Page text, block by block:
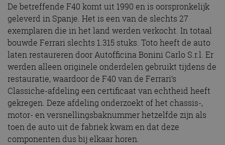
De betreffende F40 komt uit 1990 en is oorspronkelijk
geleverd in Spanje. Het is een van de slechts 27
exemplaren die in het land werden verkocht. In totaal
bouwde Ferrari slechts 1.315 stuks. Toto heeft de auto
laten restaureren door Autofficina Bonini Carlo S.r.l. Er
werden alleen originele onderdelen gebruikt tijdens de
restauratie, waardoor de F40 van de Ferrari’s
Classiche-afdeling een certificaat van echtheid heeft
gekregen. Deze afdeling onderzoekt of het chassis-,
motor- en versnellingsbaknummer hetzelfde zijn als
toen de auto uit de fabriek kwam en dat deze
componenten dus bij elkaar horen.